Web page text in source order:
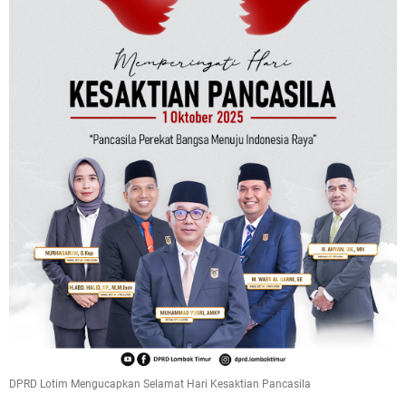
DPRD Lotim Mengucapkan Selamat Hari Kesaktian Pancasila